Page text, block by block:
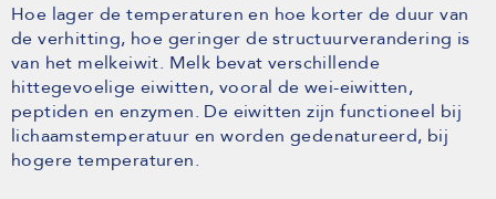
Hoe lager de temperaturen en hoe korter de duur van
de verhitting, hoe geringer de structuurverandering is
van het melkeiwit. Melk bevat verschillende
hittegevoelige eiwitten, vooral de wei-eiwitten,
peptiden en enzymen. De eiwitten zijn functioneel bij
lichaamstemperatuur en worden gedenatureerd, bij
hogere temperaturen.